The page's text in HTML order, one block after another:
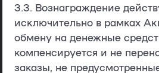
3.3. Вознаграждение
исключительно в рамках
обмену на денежные
компенсируется и не
заказы, не